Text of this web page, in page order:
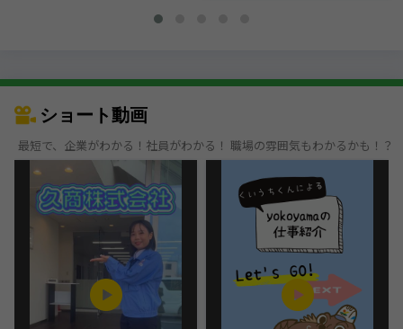
ショート動画
最短で、企業がわかる！社員がわかる！ 職場の雰囲気もわかるかも！？